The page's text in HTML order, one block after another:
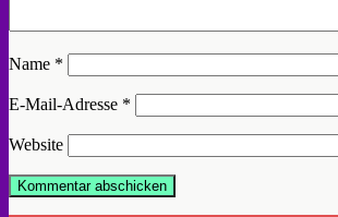
Name *
E-Mail-Adresse *
Website